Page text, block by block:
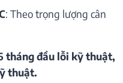
: Theo trọng lượng cân
tháng đầu lỗi kỹ thuật,
thuật.